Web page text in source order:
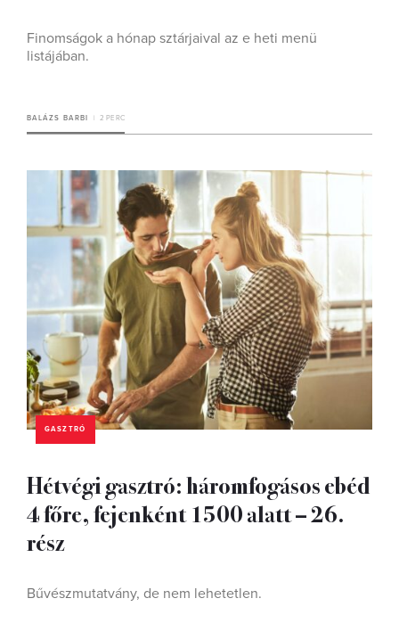
Finomságok a hónap sztárjaival az e heti menü
listájában.
BALÁZS BARBI 2 PERC
GASZTRÓ
Hétvégi gasztró: háromfogásos ebéd
4 főre, fejenként 1500 alatt – 26.
rész
Bűvészmutatvány, de nem lehetetlen.